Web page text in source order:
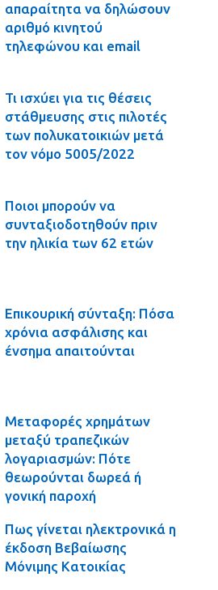
απαραίτητα να δηλώσουν
αριθμό κινητού
τηλεφώνου και email
Τι ισχύει για τις θέσεις
στάθμευσης στις πιλοτές
των πολυκατοικιών μετά
τον νόμο 5005/2022
Ποιοι μπορούν να
συνταξιοδοτηθούν πριν
την ηλικία των 62 ετών
Επικουρική σύνταξη: Πόσα
χρόνια ασφάλισης και
ένσημα απαιτούνται
Μεταφορές χρημάτων
μεταξύ τραπεζικών
λογαριασμών: Πότε
θεωρούνται δωρεά ή
γονική παροχή
Πως γίνεται ηλεκτρονικά η
έκδοση Βεβαίωσης
Μόνιμης Κατοικίας